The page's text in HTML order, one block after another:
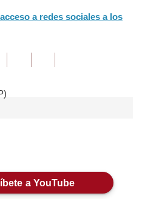
a redes sociales a los
a YouTube